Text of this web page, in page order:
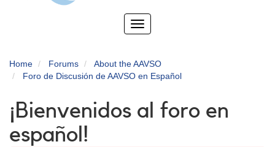
Toggle
Home Forums
About the AAVSO
Foro de Discusión de AAVSO en Español
¡Bienvenidos al foro en
español!